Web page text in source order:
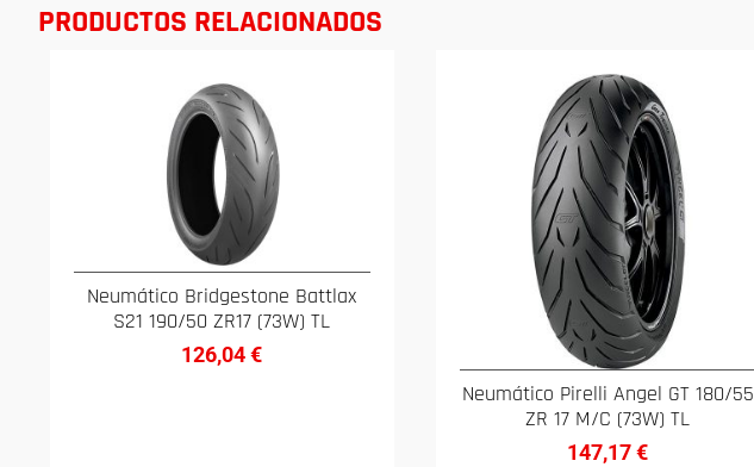
PRODUCTOS RELACIONADOS
Neumático Bridgestone Battlax
S21 190/50 ZR17 (73W) TL
126,04€
Neumático Pirelli Angel GT 180/55
ZR 17 M/C (73W) TL
147,17€